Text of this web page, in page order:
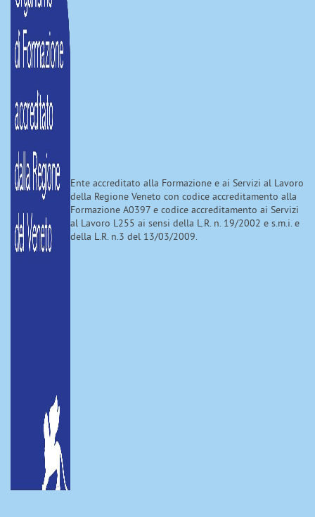
Ente accreditato alla Formazione e ai Servizi al Lavoro
della Regione Veneto con codice accreditamento alla
Formazione A0397 e codice accreditamento ai Servizi
al Lavoro L255 ai sensi della L.R. n. 19/2002 e s.m.i. e
della L.R. n.3 del 13/03/2009.